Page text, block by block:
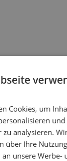
Cookies, um
zu analysieren.
über Ihre
an unsere Werbe-